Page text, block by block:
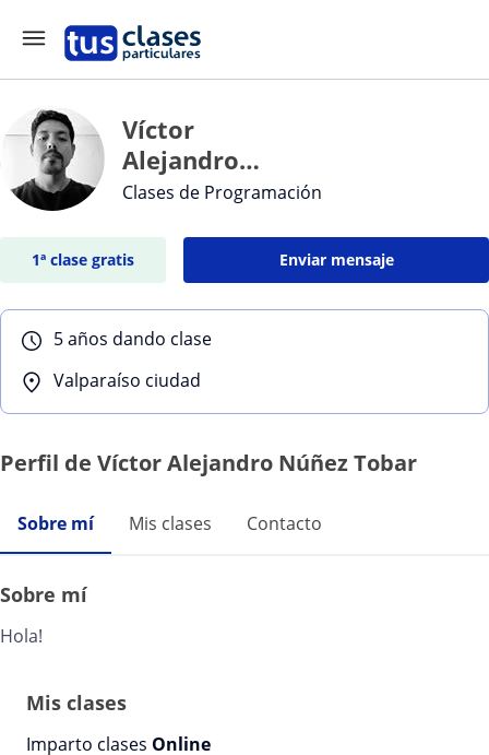
Víctor
Alejandro
Núñez Tobar
Clases de Programación
1ª clase gratis Enviar mensaje
5 años dando clase
Valparaíso ciudad
Perfil de Víctor Alejandro Núñez Tobar
Sobre mí Mis clases Contacto
Sobre mí
Hola!
Mis clases
Imparto clases Online